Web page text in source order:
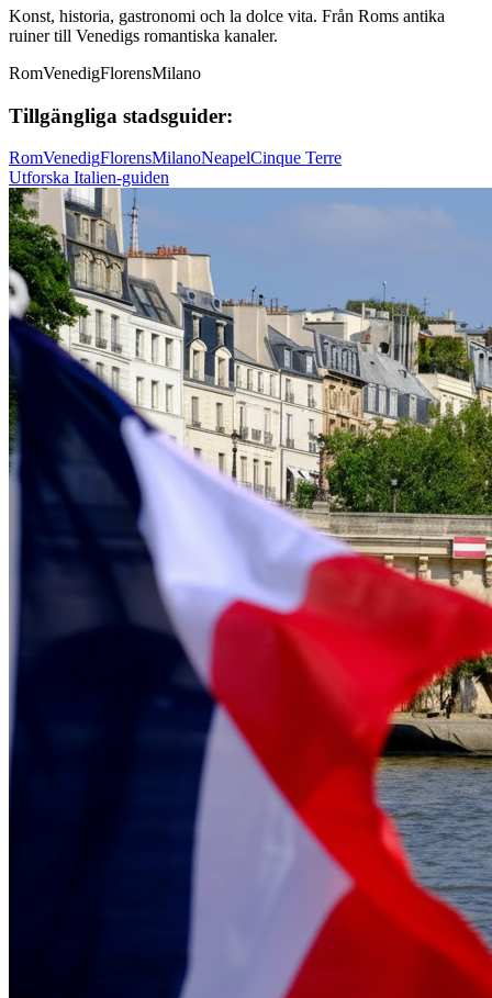
Konst, historia, gastronomi och la dolce vita. Från Roms antika
ruiner till Venedigs romantiska kanaler.
RomVenedigFlorensMilano
Tillgängliga stadsguider:
RomVenedigFlorensMilanoNeapelCinque Terre
Utforska Italien-guiden